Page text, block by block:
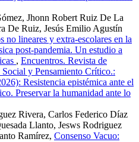
Jhonn Robert Ruiz De La
De Ruiz, Jesús Emilio Agustín
no lineares y extra-escolares en la
post-pandemia. Un estudio a
, Encuentros. Revista de
y Pensamiento Crítico.:
Resistencia epistémica ante el
Preservar la humanidad ante lo
Rivera, Carlos Federico Díaz
Llanto, Jesws Rodriguez
Ramírez, Consenso Vacuo: